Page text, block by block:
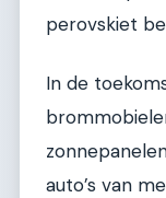
perovskiet
In de
auto’s van